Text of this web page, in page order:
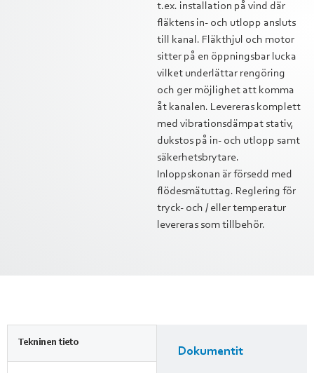
t.ex. installation på vind där
fläktens in- och utlopp ansluts
till kanal. Fläkthjul och motor
sitter på en öppningsbar lucka
vilket underlättar rengöring
och ger möjlighet att komma
åt kanalen. Levereras komplett
med vibrationsdämpat stativ,
dukstos på in- och utlopp samt
säkerhetsbrytare.
Inloppskonan är försedd med
flödesmätuttag. Reglering för
tryck- och / eller temperatur
levereras som tillbehör.
Tekninen tieto
Dokumentit